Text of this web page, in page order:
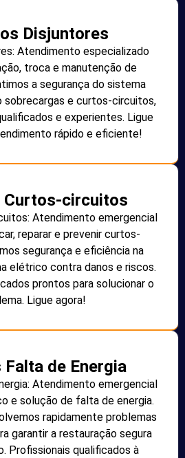
Disjuntores
Atendimento especializado
troca e manutenção de
a segurança do sistema
sobrecargas e curtos-circuitos,
e experientes. Ligue
rápido e eficiente!
Curtos-circuitos
Atendimento emergencial
reparar e prevenir curtos-
segurança e eficiência na
elétrico contra danos e riscos.
prontos para solucionar o
Ligue agora!
de Energia
Atendimento emergencial
e solução de falta de energia.
rapidamente problemas
garantir a restauração segura
Profissionais qualificados à